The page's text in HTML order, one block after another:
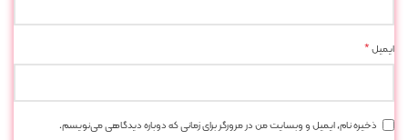
ایمیل*
ذخیره نام، ایمیل و وبسایت من در مرورگر برای زمانی که دوباره دیدگاهی می‌نویسم.